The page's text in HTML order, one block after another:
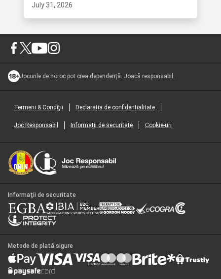
July 31, 2026
Jocurile de noroc pot crea dependență. Joacă responsabil.
Termeni & Condiţii Declarația de confidențialitate
Joc Responsabil Informaţii de securitate Cookie-uri
Informaţii de securitate
Metode de plată sigure